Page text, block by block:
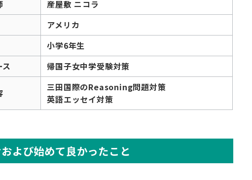
産屋敷 ニコラ
アメリカ
小学6年生
帰国子女中学受験対策
三田国際のReasoning問題対策
英語エッセイ対策
よび始めて良かったこと